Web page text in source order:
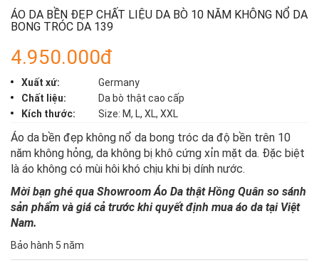
ÁO DA BỀN ĐẸP CHẤT LIỆU DA BÒ 10 NĂM KHÔNG NỔ DA
BONG TRÓC DA 139
4.950.000đ
Xuất xứ:
Germany
Chất liệu:
Da bò thật cao cấp
Kích thước:
Size: M, L, XL, XXL
Áo da bền đẹp không nổ da bong tróc da độ bền trên 10
năm không hỏng, da không bị khô cứng xỉn mặt da. Đặc biệt
là áo không có mùi hôi khó chịu khi bị dính nước.
Mời bạn ghé qua Showroom Áo Da thật Hồng Quân so sánh
sản phẩm và giá cả trước khi quyết định mua áo da tại Việt
Nam.
Bảo hành 5 năm